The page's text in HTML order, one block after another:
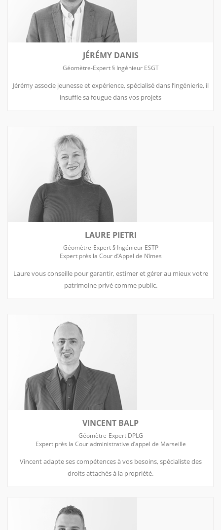
JÉRÉMY DANIS
Géomètre-Expert § Ingénieur ESGT
Jérémy associe jeunesse et expérience, spécialisé dans l’ingénierie, il
insuffle sa fougue dans vos projets
LAURE PIETRI
Géomètre-Expert § Ingénieur ESTP
Expert près la Cour d’Appel de Nîmes
Laure vous conseille pour garantir, estimer et gérer au mieux votre
patrimoine privé comme public.
VINCENT BALP
Géomètre-Expert DPLG
Expert près la Cour administrative d’appel de Marseille
Vincent adapte ses compétences à vos besoins, spécialiste des
droits attachés à la propriété.